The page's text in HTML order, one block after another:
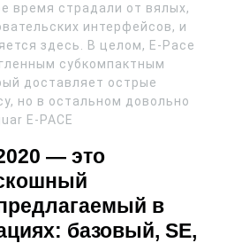
время страдали от вялых,
интерфейсов, и
здесь. В целом, E-Pace
субкомпактным
доставляет острые
но в остальном довольно
E-PACE
— это
в
базовый, SE,